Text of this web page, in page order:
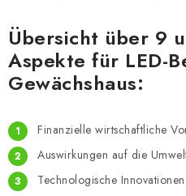
Übersicht über 9
Aspekte für LED-
Gewächshaus:
Finanzielle wirtschaftliche
Auswirkungen auf die
Technologische Innovationen